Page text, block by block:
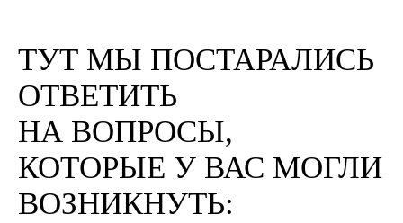
ТУТ МЫ ПОСТАРАЛИСЬ
ОТВЕТИТЬ
НА ВОПРОСЫ,
КОТОРЫЕ У ВАС МОГЛИ
ВОЗНИКНУТЬ: